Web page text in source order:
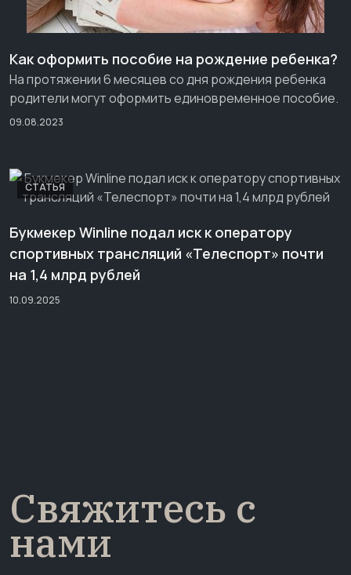
Как оформить пособие на рождение ребенка?
На протяжении 6 месяцев со дня рождения ребенка
родители могут оформить единовременное пособие.
09.08.2023
СТАТЬЯ
Букмекер Winline подал иск к оператору
спортивных трансляций «Телеспорт» почти
на 1,4 млрд рублей
10.09.2025
Свяжитесь с
нами